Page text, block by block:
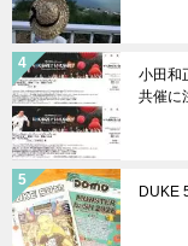
小田和
共催に
DUKE